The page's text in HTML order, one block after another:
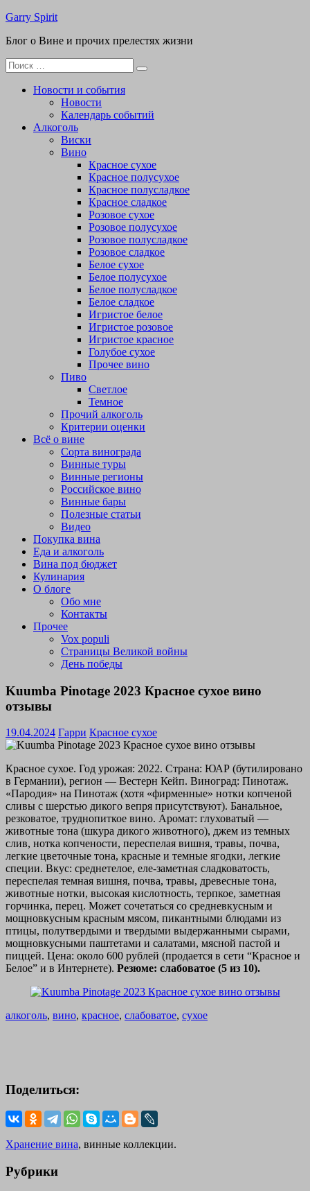
Перейти
содержимому
Garry Spirit
Блог о Вине и прочих прелестях жизни
Поиск
для:
Новости и события
Новости
Календарь событий
Алкоголь
Виски
Вино
Красное сухое
Красное полусухое
Красное полусладкое
Красное сладкое
Розовое сухое
Розовое полусухое
Розовое полусладкое
Розовое сладкое
Белое сухое
Белое полусухое
Белое полусладкое
Белое сладкое
Игристое белое
Игристое розовое
Игристое красное
Голубое сухое
Прочее вино
Пиво
Светлое
Темное
Прочий алкоголь
Критерии оценки
Всё о вине
Сорта винограда
Винные туры
Винные регионы
Российское вино
Винные бары
Полезные статьи
Видео
Покупка вина
Еда и алкоголь
Вина под бюджет
Кулинария
О блоге
Обо мне
Контакты
Прочее
Vox populi
Страницы Великой войны
День победы
Kuumba Pinotage 2023 Красное сухое вино
отзывы
19.04.2024 Гарри Красное сухое
Красное сухое. Год урожая: 2022. Страна: ЮАР (бутилировано
в Германии), регион — Вестерн Кейп. Виноград: Пинотаж.
«Пародия» на Пинотаж (хотя «фирменные» нотки копченой
сливы с шерстью дикого вепря присутствуют). Банальное,
резковатое, труднопиткое вино. Аромат: глуховатый —
животные тона (шкура дикого животного), джем из темных
слив, нотка копчености, переспелая вишня, травы, почва,
легкие цветочные тона, красные и темные ягодки, легкие
специи. Вкус: среднетелое, еле-заметная сладковатость,
переспелая темная вишня, почва, травы, древесные тона,
животные нотки, высокая кислотность, терпкое, заметная
горчинка, перец. Может сочетаться со средневкусным и
мощновкусным красным мясом, пикантными блюдами из
птицы, полутвердыми и твердыми выдержанными сырами,
мощновкусными паштетами и салатами, мясной пастой и
пиццей. Цена: около 600 рублей (продается в сети “Красное и
Белое” и в Интернете). Резюме: слабоватое (5 из 10).
алкоголь, вино, красное, слабоватое, сухое
Поделиться:
Хранение вина, винные коллекции.
Рубрики